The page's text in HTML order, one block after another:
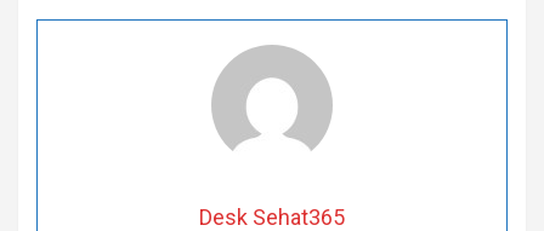
Desk Sehat365